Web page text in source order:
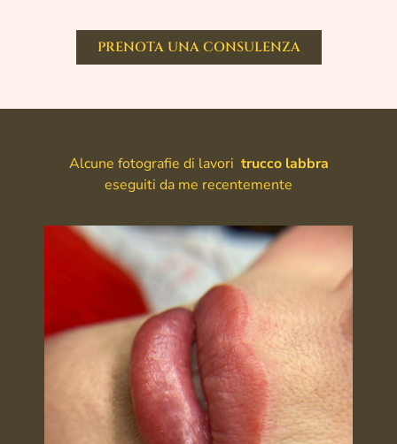
PRENOTA UNA CONSULENZA
Alcune fotografie di lavori trucco labbra
eseguiti da me recentemente